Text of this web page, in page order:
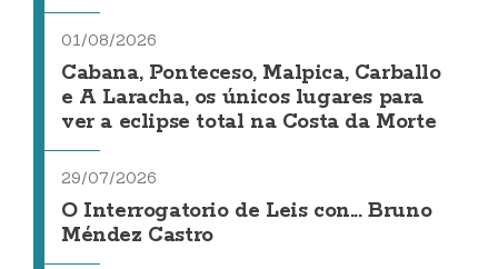
01/08/2026
Cabana, Ponteceso, Malpica, Carballo
e A Laracha, os únicos lugares para
ver a eclipse total na Costa da Morte
29/07/2026
O Interrogatorio de Leis con... Bruno
Méndez Castro